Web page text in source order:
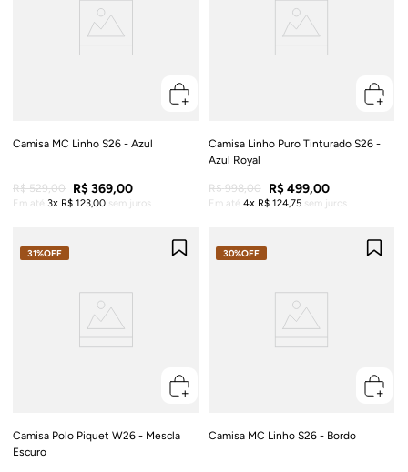
Camisa MC Linho S26 - Azul
R$ 529,00 R$369,00
Em até 3 R$ 12300 sem juros
Camisa Linho Puro Tinturado S26 -
Azul Royal
R$ 998,00 R$ 499,00
Em até 4 R$ 124,75sem juros
31%OFF
Camisa Polo Piquet W26 - Mescla
Escuro
30%OFF
Camisa MC Linho S26 - Bordo